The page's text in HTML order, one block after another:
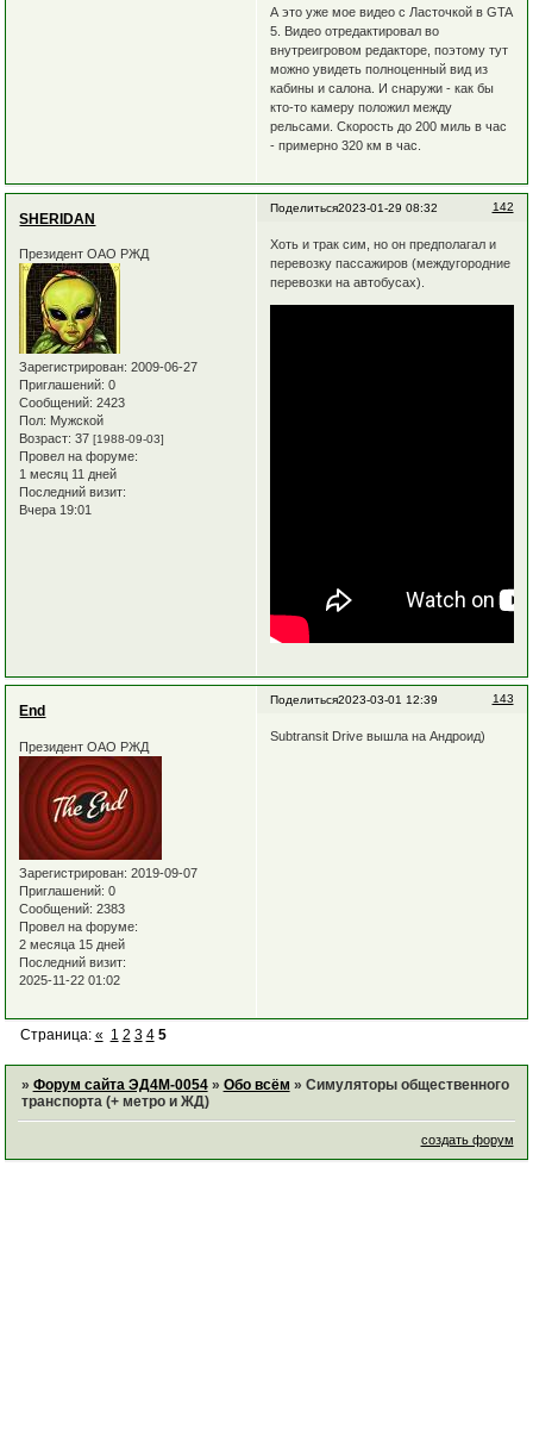
А это уже мое видео с Ласточкой в GTA
5. Видео отредактировал во
внутреигровом редакторе, поэтому тут
можно увидеть полноценный вид из
кабины и салона. И снаружи - как бы
кто-то камеру положил между
рельсами. Скорость до 200 миль в час
- примерно 320 км в час.
Поделиться 142
2023-01-29 08:32
SHERIDAN
Президент ОАО РЖД
Зарегистрирован: 2009-06-27
Приглашений: 0
Сообщений: 2423
Пол: Мужской
Возраст: 37[1988-09-03]
Провел на форуме:
1 месяц 11 дней
Последний визит:
Вчера 19:01
Хоть и трак сим, но он предполагал и
перевозку пассажиров (междугородние
перевозки на автобусах).
Поделиться 143
2023-03-01 12:39
End
Президент ОАО РЖД
Зарегистрирован: 2019-09-07
Приглашений: 0
Сообщений: 2383
Провел на форуме:
2 месяца 15 дней
Последний визит:
2025-11-22 01:02
Subtransit Drive вышла на Андроид)
Страница: « 1 2 3 4 5
» Форум сайта ЭД4М-0054 » Обо всём » Симуляторы общественного
транспорта (+ метро и ЖД)
создать форум